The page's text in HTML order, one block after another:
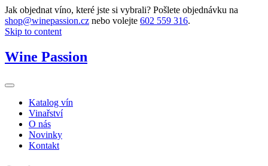
Jak objednat víno, které jste si vybrali? Pošlete objednávku na
shop@winepassion.cz nebo volejte 602 559 316.
Skip to content
Wine Passion
Katalog vín
Vinařství
O nás
Novinky
Kontakt